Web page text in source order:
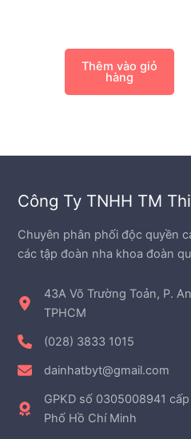
Thêm vào giỏ
hàng
Công Ty TNHH TM
Chuyên phân phối độc quyền
các tập đoàn nha khoa đoàn
43A Võ Trường Toản, P.
TPHCM
(028) 3833 1015
dainhatbyt@gmail.com
GPKD số 0305008941
Phố Hồ Chí Minh